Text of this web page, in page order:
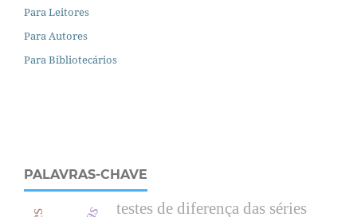
Para Leitores
Para Autores
Para Bibliotecários
PALAVRAS-CHAVE
testes de diferença das séries